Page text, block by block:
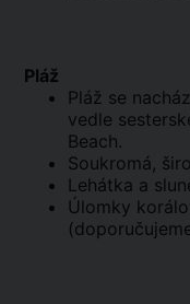
Pláž
Pláž se
vedle
Beach.
Soukromá,
Lehátka a
Úlomky